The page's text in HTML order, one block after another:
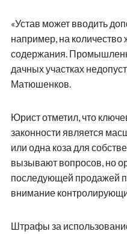
«Устав может вводить
например, на
содержания.
дачных участках
Матюшенков.
Юрист отметил, что
законности является
или одна коза для
вызывают вопросов, но
последующей продажей
внимание
Штрафы за